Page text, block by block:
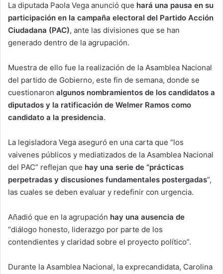
La diputada Paola Vega anunció que hará una pausa en su
participación en la campaña electoral del Partido Acción
Ciudadana (PAC), ante las divisiones que se han
generado dentro de la agrupación.
Muestra de ello fue la realización de la Asamblea Nacional
del partido de Gobierno, este fin de semana, donde se
cuestionaron algunos nombramientos de los candidatos a
diputados y la ratificación de Welmer Ramos como
candidato a la presidencia.
La legisladora Vega aseguró en una carta que “los
vaivenes públicos y mediatizados de la Asamblea Nacional
del PAC” reflejan que hay una serie de “prácticas
perpetradas y discusiones fundamentales postergadas”,
las cuales se deben evaluar y redefinir con urgencia.
Añadió que en la agrupación hay una ausencia de
“diálogo honesto, liderazgo por parte de los
contendientes y claridad sobre el proyecto político”.
Durante la Asamblea Nacional, la exprecandidata, Carolina